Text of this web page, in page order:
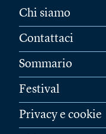
Chi siamo
Contattaci
Sommario
Festival
Privacy e cookie